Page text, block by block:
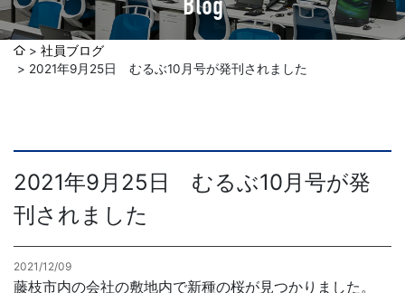
認証取得
Web制作・ホームページ制作
発送代行・全国流通（ロジスティクス）
デジタルコンテンツ制作・撮影・その他
社員ブログ
社員ブログ
2021年9月25日 むるぶ10月号が発刊されました
2021年9月25日 むるぶ10月号が発
刊されました
2021/12/09
藤枝市内の会社の敷地内で新種の桜が見つかりました。